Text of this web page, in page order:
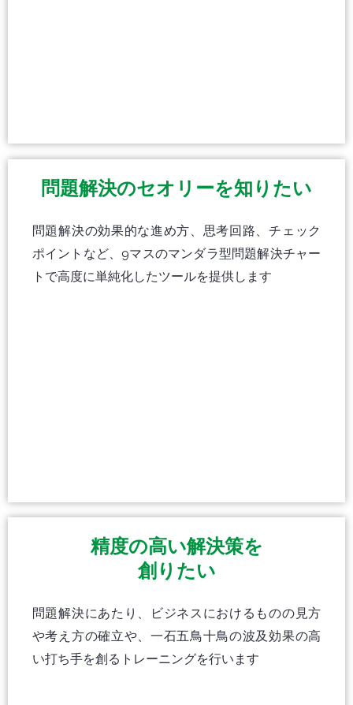
問題解決のセオリーを知りたい
問題解決の効果的な進め方、思考回路、チェック
ポイントなど、9マスのマンダラ型問題解決チャー
トで高度に単純化したツールを提供します
精度の高い解決策を
創りたい
問題解決にあたり、ビジネスにおけるものの見方
や考え方の確立や、一石五鳥十鳥の波及効果の高
い打ち手を創るトレーニングを行います